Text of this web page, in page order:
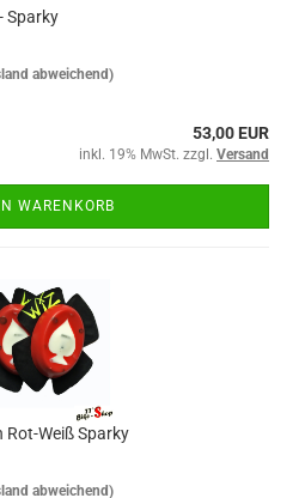
Sparky
abweichend)
53,00 EUR
inkl. 19% MwSt. zzgl. Versand
WARENKORB
Rot-Weiß Sparky
abweichend)